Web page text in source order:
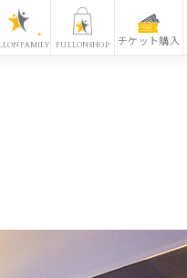
FAMILY FULLONSHOP チケット購入